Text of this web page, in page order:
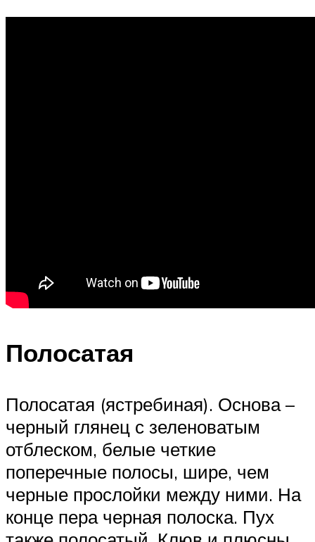
Полосатая
Полосатая (ястребиная). Основа –
черный глянец с зеленоватым
отблеском, белые четкие
поперечные полосы, шире, чем
черные прослойки между ними. На
конце пера черная полоска. Пух